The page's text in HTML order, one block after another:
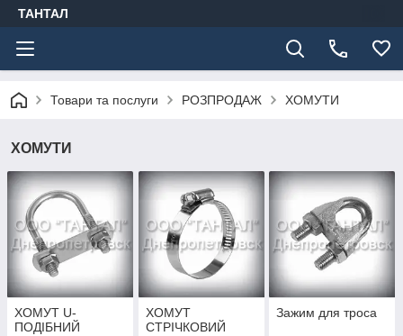
ТАНТАЛ
Товари та послуги РОЗПРОДАЖ ХОМУТИ
ХОМУТИ
ХОМУТ U-
ПОДІБНИЙ
ХОМУТ
СТРІЧКОВИЙ
Зажим для троса